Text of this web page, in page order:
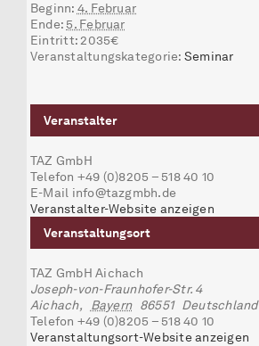
Beginn: 4. Februar
Ende: 5. Februar
Eintritt: 2035€
Veranstaltungskategorie: Seminar
Veranstaltungsort
TAZ GmbH Aichach
Joseph-von-Fraunhofer-Str. 4
Aichach, Bayern 86551
Deutschland
Telefon +49 (0)8205 – 518 40 10
Veranstaltungsort-Website anzeigen
Veranstalter
TAZ GmbH
Telefon +49 (0)8205 – 518 40 10
E-Mail info@tazgmbh.de
Veranstalter-Website anzeigen